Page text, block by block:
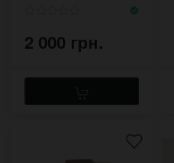
2 000 грн.